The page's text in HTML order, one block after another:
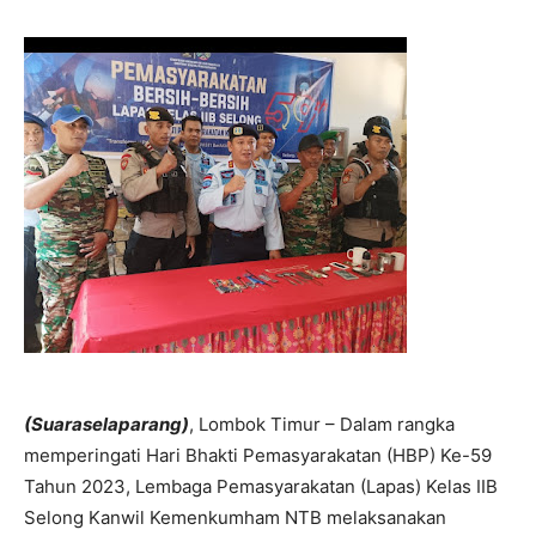
(Suaraselaparang), Lombok Timur – Dalam rangka
memperingati Hari Bhakti Pemasyarakatan (HBP) Ke-59
Tahun 2023, Lembaga Pemasyarakatan (Lapas) Kelas IIB
Selong Kanwil Kemenkumham NTB melaksanakan